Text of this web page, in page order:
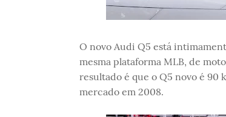
O novo Audi Q5 está
mesma plataforma MLB, de
resultado é que o Q5 novo é 90
mercado em 2008.